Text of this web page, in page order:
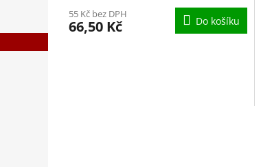
55 Kč bez DPH
66,50 Kč Do košíku